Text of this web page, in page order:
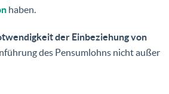
haben.
der Einbeziehung von
des Pensumlohns nicht außer